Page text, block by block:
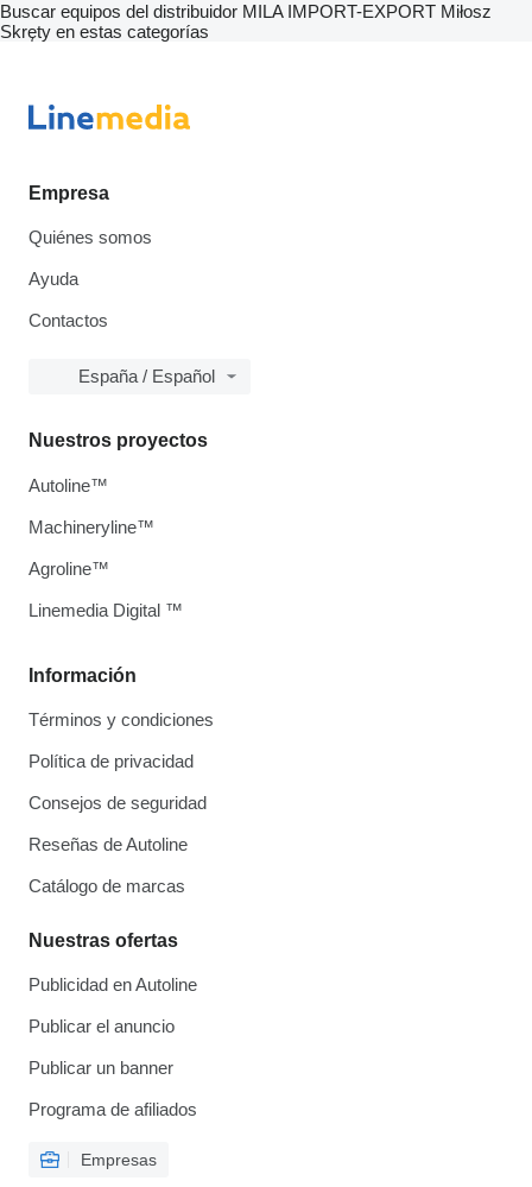
Buscar equipos del distribuidor MILA IMPORT-EXPORT Miłosz
Skręty en estas categorías
Empresa
Quiénes somos
Ayuda
Contactos
España / Español
Información
Términos y condiciones
Política de privacidad
Consejos de seguridad
Reseñas de Autoline
Catálogo de marcas
Nuestras ofertas
Publicidad en Autoline
Publicar el anuncio
Publicar un banner
Programa de afiliados
Empresas
Nuestros proyectos
Autoline™
Machineryline™
Agroline™
Linemedia Digital ™